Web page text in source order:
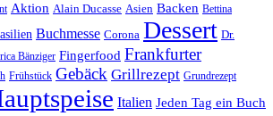
Aktion Alain Ducasse Asien Backen Bettina
Buchmesse Corona Dessert Dr.
Bänziger Fingerfood Frankfurter
Frühstück Gebäck Grillrezept Grundrezept
Italien Jeden Tag ein Buch